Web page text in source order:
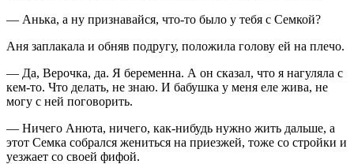
— Анька, а ну признавайся, что-то было у тебя с Семкой?
Аня заплакала и обняв подругу, положила голову ей на плечо.
— Да, Верочка, да. Я беременна. А он сказал, что я нагуляла с
кем-то. Что делать, не знаю. И бабушка у меня еле жива, не
могу с ней поговорить.
— Ничего Анюта, ничего, как-нибудь нужно жить дальше, а
этот Семка собрался жениться на приезжей, тоже со стройки и
уезжает со своей фифой.